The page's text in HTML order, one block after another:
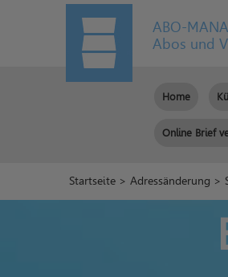
ABO-
Abos und
Home
Online Brief
Startseite >Adressänderung >